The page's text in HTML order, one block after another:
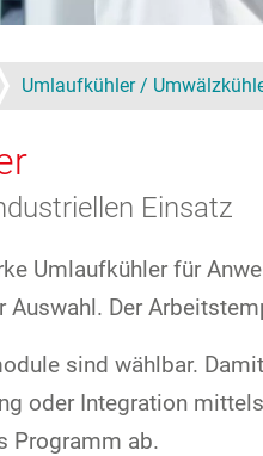
Umlaufkühler /
Einsatz
Umlaufkühler für
Der
sind wählbar.
oder Integration
Programm ab.